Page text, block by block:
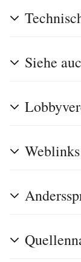
Siehe
Weblinks